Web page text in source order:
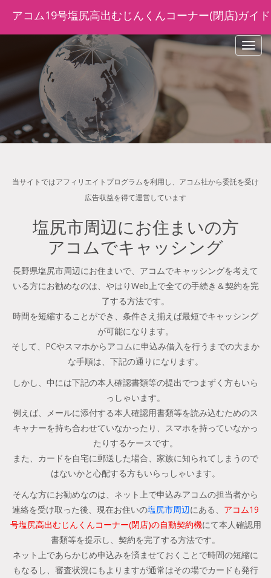
アコム19号塩尻高出むじんくんコーナー(閉店)ガイド
当サイトではアフィリエイトプログラムを利用し、アコム社から委託を受け
広告収益を得て運営しています
塩尻市周辺にお住まいの方
アコムでキャッシング
長野県塩尻市周辺にお住まいで、アコムでキャッシングを考えて
いる方にお勧めなのは、やはりWeb上で全ての手続き＆契約を完
了する方法です。
時間を短縮することができ、条件さえ揃えば最短でキャッシング
が可能になります。
そして、PCやスマホからアコムに申込み借入を行うまでの大まか
な手順は、下記の通りになります。
しかし、中には下記の本人確認書類等の提出でつまずく方もいら
っしゃいます。
例えば、メールに添付する本人確認用書類等を読み込むためのス
キャナーを持ち合わせていなかったり、スマホを持っていなかっ
たりするケースです。
また、カードを自宅に郵送した場合、家族に知られてしまうので
はないかと心配する方もいらっしゃいます。
そんな方にお勧めなのは、ネット上で申込みアコムの担当者から
連絡を受け取った後、現在お住いの塩尻市周辺にある、 アコム19
号塩尻高出むじんくんコーナー(閉店)の自動契約機にて本人確認用
書類等を提示し、契約を完了する方法です。
ネット上であらかじめ申込みを済ませておくことで時間の短縮に
もなるし、審査状況にもよりますが通常はその場でカードも発行